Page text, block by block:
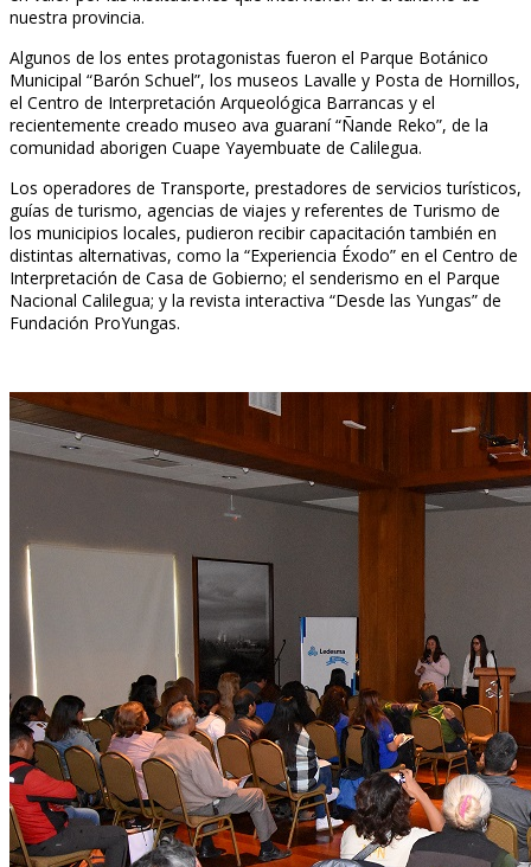
nuestra provincia.
Algunos de los entes protagonistas fueron el Parque Botánico
Municipal “Barón Schuel”, los museos Lavalle y Posta de Hornillos,
el Centro de Interpretación Arqueológica Barrancas y el
recientemente creado museo ava guaraní “Ñande Reko”, de la
comunidad aborigen Cuape Yayembuate de Calilegua.
Los operadores de Transporte, prestadores de servicios turísticos,
guías de turismo, agencias de viajes y referentes de Turismo de
los municipios locales, pudieron recibir capacitación también en
distintas alternativas, como la “Experiencia Éxodo” en el Centro de
Interpretación de Casa de Gobierno; el senderismo en el Parque
Nacional Calilegua; y la revista interactiva “Desde las Yungas” de
Fundación ProYungas.